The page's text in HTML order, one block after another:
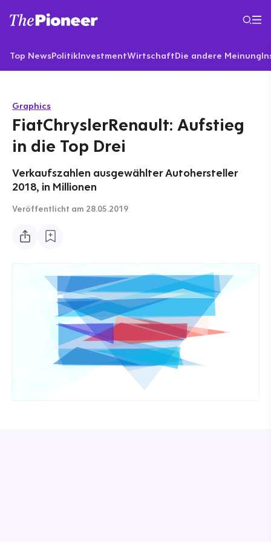
Top NewsPolitikInvestmentWirtschaftDie andere Meinung
Graphics
FiatChryslerRenault: Aufstieg
in die Top Drei
Verkaufszahlen ausgewählter Autohersteller
2018, in Millionen
Veröffentlicht am 28.05.2019